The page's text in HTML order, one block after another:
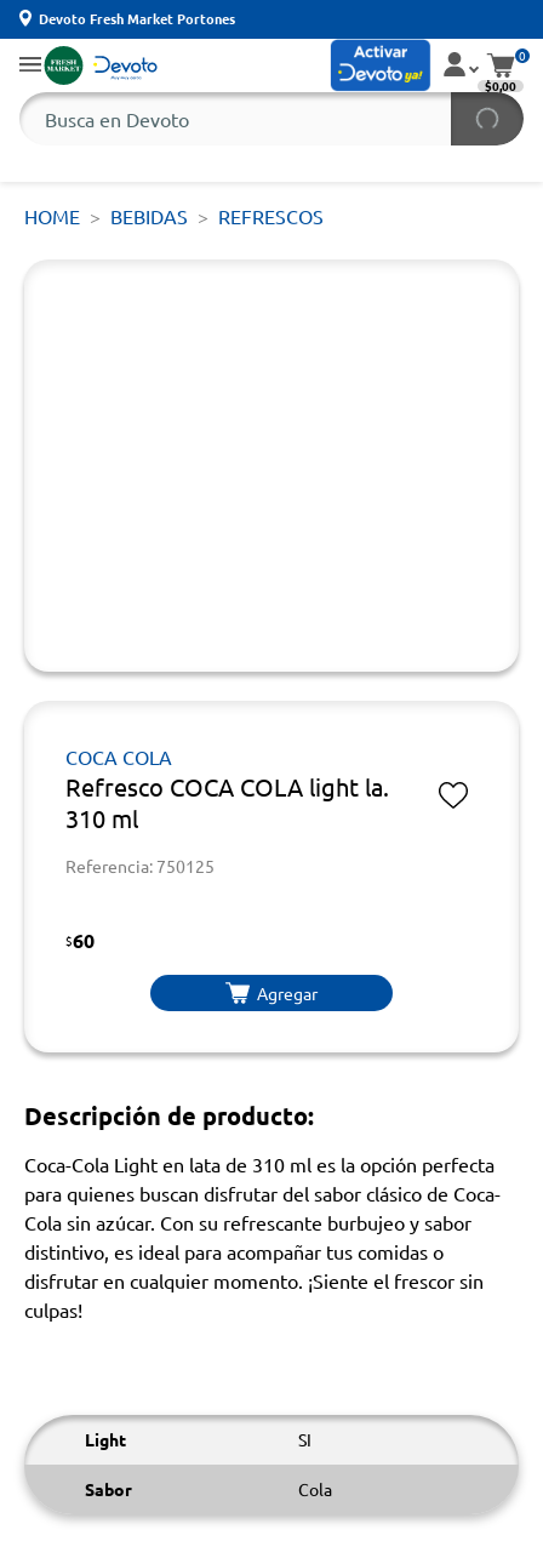
Devoto Fresh Market Portones
0
$0,00
HOME BEBIDAS REFRESCOS
COCA COLA
Refresco COCA COLA light la.
310 ml
Referencia: 750125
$60
Agregar
Descripción de producto:
Coca-Cola Light en lata de 310 ml es la opción perfecta
para quienes buscan disfrutar del sabor clásico de Coca-
Cola sin azúcar. Con su refrescante burbujeo y sabor
distintivo, es ideal para acompañar tus comidas o
disfrutar en cualquier momento. ¡Siente el frescor sin
culpas!
Light SI
Sabor Cola